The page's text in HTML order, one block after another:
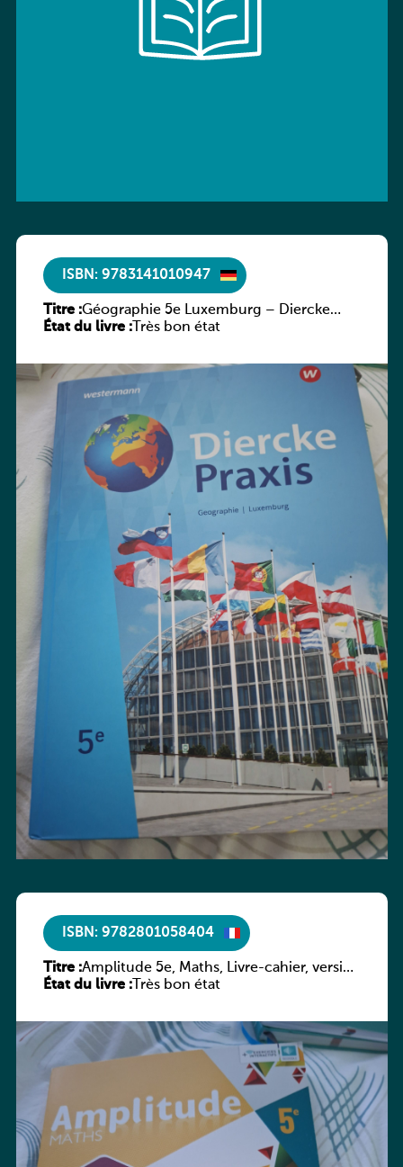
ISBN: 9783141010947
Titre :Géographie 5e Luxemburg – Diercke
Praxis
État du livre :Très bon état
ISBN: 9782801058404
Titre :Amplitude 5e, Maths, Livre-cahier, version
luxembourgeoise
État du livre :Très bon état